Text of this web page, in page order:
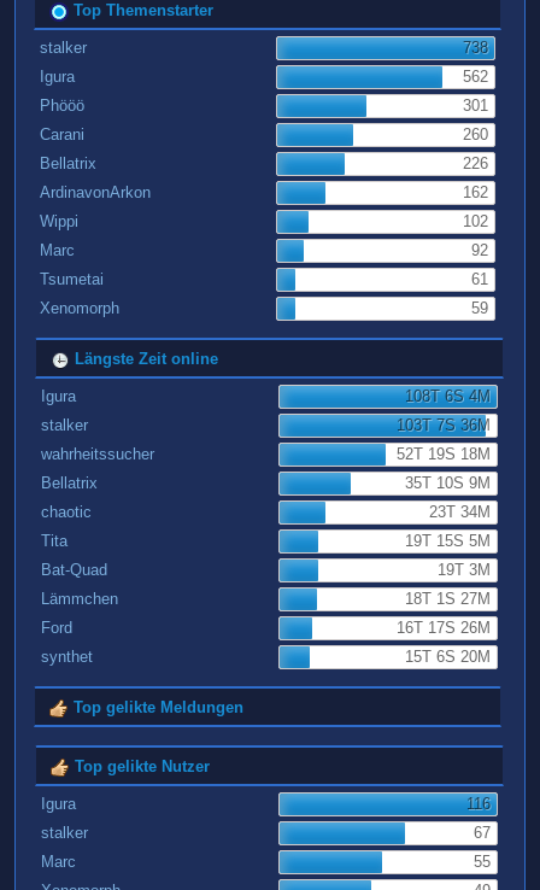
Top Themenstarter
stalker
738
Igura
562
Phööö
301
Carani
260
Bellatrix
226
ArdinavonArkon
162
Wippi
102
Marc
92
Tsumetai
61
Xenomorph
59
Längste Zeit online
Igura
108T 6S 4M
stalker
103T 7S 36M
wahrheitssucher
52T 19S 18M
Bellatrix
35T 10S 9M
chaotic
23T 34M
Tita
19T 15S 5M
Bat-Quad
19T 3M
Lämmchen
18T 1S 27M
Ford
16T 17S 26M
synthet
15T 6S 20M
Top gelikte Meldungen
Top gelikte Nutzer
Igura
116
stalker
67
Marc
55